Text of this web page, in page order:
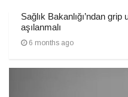
Sağlık Bakanlığı’ndan grip
aşılanmalı
6 months ago